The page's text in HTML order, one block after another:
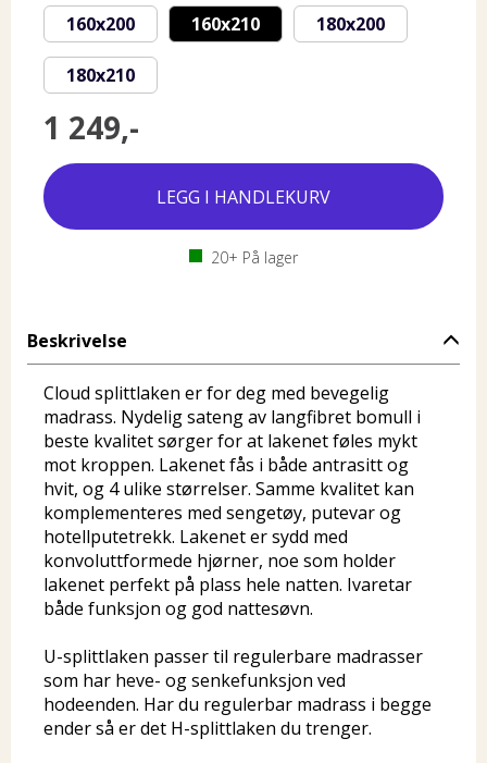
160x200 160x210 180x200
180x210
1 249,-
20+ På lager
Beskrivelse
Cloud splittlaken er for deg med bevegelig
madrass. Nydelig sateng av langfibret bomull i
beste kvalitet sørger for at lakenet føles mykt
mot kroppen. Lakenet fås i både antrasitt og
hvit, og 4 ulike størrelser. Samme kvalitet kan
komplementeres med sengetøy, putevar og
hotellputetrekk. Lakenet er sydd med
konvoluttformede hjørner, noe som holder
lakenet perfekt på plass hele natten. Ivaretar
både funksjon og god nattesøvn.
U-splittlaken passer til regulerbare madrasser
som har heve- og senkefunksjon ved
hodeenden. Har du regulerbar madrass i begge
ender så er det H-splittlaken du trenger.